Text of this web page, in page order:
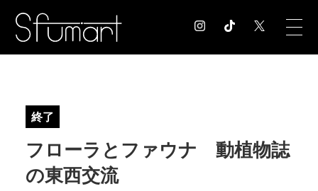
EXHIBITION 展覧会情報
MUSEUM
終了
フローラとファウナ 動植物誌
の東西交流